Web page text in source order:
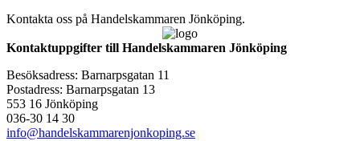
Kontakta oss på Handelskammaren Jönköping.
Kontaktuppgifter till Handelskammaren Jönköping
Besöksadress: Barnarpsgatan 11
Postadress: Barnarpsgatan 13
553 16 Jönköping
036-30 14 30
info@handelskammarenjonkoping.se